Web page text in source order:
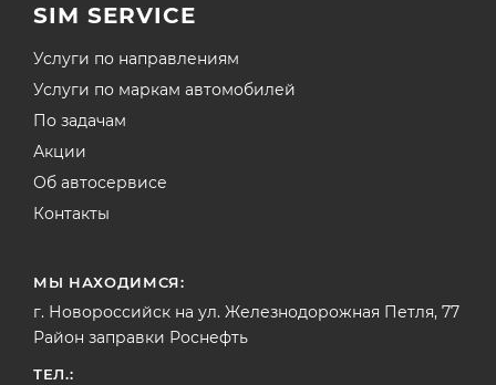
SIM SERVICE
Услуги по направлениям
Услуги по маркам автомобилей
По задачам
Акции
Об автосервисе
Контакты
МЫ НАХОДИМСЯ:
г. Новороссийск на ул. Железнодорожная Петля, 77
Район заправки Роснефть
ТЕЛ.: